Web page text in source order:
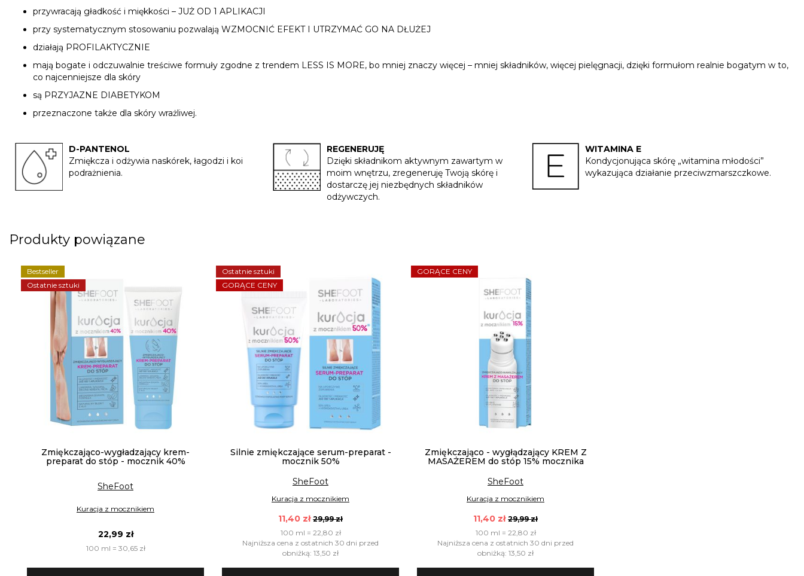
przywracają gładkość i miękkości – JUŻ OD 1 APLIKACJI
przy systematycznym stosowaniu pozwalają WZMOCNIĆ EFEKT I UTRZYMAĆ GO NA DŁUŻEJ
działają PROFILAKTYCZNIE
mają bogate i odczuwalnie treściwe formuły zgodne z trendem LESS IS MORE, bo mniej znaczy więcej – mniej składników, więcej pielęgnacji, dzięki formułom realnie bogatym w to,
co najcenniejsze dla skóry
są PRZYJAZNE DIABETYKOM
przeznaczone także dla skóry wrażliwej.
D-PANTENOL
Zmiękcza i odżywia naskórek, łagodzi i koi
podrażnienia.
REGENERUJĘ
Dzięki składnikom aktywnym zawartym w
moim wnętrzu, zregeneruję Twoją skórę i
dostarczę jej niezbędnych składników
odżywczych.
WITAMINA E
Kondycjonująca skórę „witamina młodości”
wykazująca działanie przeciwzmarszczkowe.
Produkty powiązane
Bestseller
Ostatnie sztuki
Zmiękczająco-wygładzający krem-
preparat do stóp - mocznik 40%
SheFoot
Kuracja z mocznikiem
22,99 zł
100 ml = 30,65 zł
Ostatnie sztuki
GORĄCE CENY
Silnie zmiękczające serum-preparat -
mocznik 50%
SheFoot
Kuracja z mocznikiem
11,40 zł 29,99 zł
100 ml = 22,80 zł
Najniższa cena z ostatnich 30 dni przed
obniżką: 13,50 zł
GORĄCE CENY
Zmiękczająco - wygłądzający KREM Z
MASAŻEREM do stóp 15% mocznika
SheFoot
Kuracja z mocznikiem
11,40 zł 29,99 zł
100 ml = 22,80 zł
Najniższa cena z ostatnich 30 dni przed
obniżką: 13,50 zł